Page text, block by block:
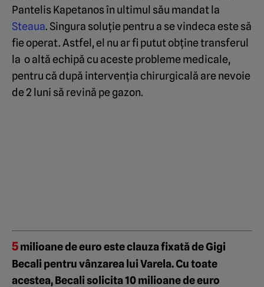
Pantelis Kapetanos în ultimul său mandat la
Steaua. Singura soluție pentru a se vindeca este să
fie operat. Astfel, el nu ar fi putut obține transferul
la o altă echipă cu aceste probleme medicale,
pentru că după intervenția chirurgicală are nevoie
de 2 luni să revină pe gazon.
5milioane de euro este clauza fixată de Gigi
Becali pentru vânzarea lui Varela. Cu toate
acestea, Becali solicita 10 milioane de euro